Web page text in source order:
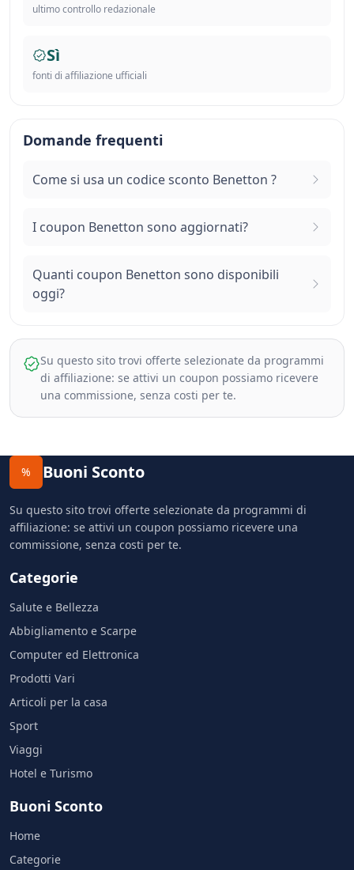
ultimo controllo redazionale
Sì
fonti di affiliazione ufficiali
Domande frequenti
Come si usa un codice sconto Benetton ?
I coupon Benetton sono aggiornati?
Quanti coupon Benetton sono disponibili
oggi?
Su questo sito trovi offerte selezionate da programmi
di affiliazione: se attivi un coupon possiamo ricevere
una commissione, senza costi per te.
% Buoni Sconto
Su questo sito trovi offerte selezionate da programmi di
affiliazione: se attivi un coupon possiamo ricevere una
commissione, senza costi per te.
Categorie
Salute e Bellezza
Abbigliamento e Scarpe
Computer ed Elettronica
Prodotti Vari
Articoli per la casa
Sport
Viaggi
Hotel e Turismo
Buoni Sconto
Home
Categorie